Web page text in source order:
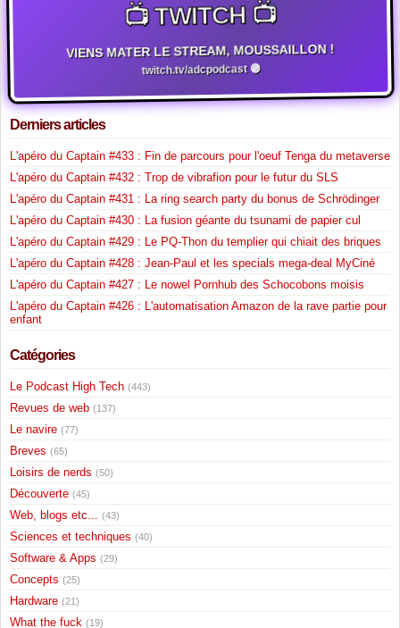
📺 TWITCH 📺
VIENS MATER LE STREAM, MOUSSAILLON !
twitch.tv/adcpodcast 🟣
Derniers articles
L'apéro du Captain #433 : Fin de parcours pour l'oeuf Tenga du metaverse
L'apéro du Captain #432 : Trop de vibrafion pour le futur du SLS
L'apéro du Captain #431 : La ring search party du bonus de Schrödinger
L'apéro du Captain #430 : La fusion géante du tsunami de papier cul
L'apéro du Captain #429 : Le PQ-Thon du templier qui chiait des briques
L'apéro du Captain #428 : Jean-Paul et les specials mega-deal MyCiné
L'apéro du Captain #427 : Le nowel Pornhub des Schocobons moisis
L'apéro du Captain #426 : L'automatisation Amazon de la rave partie pour
enfant
Catégories
Le Podcast High Tech (443)
Revues de web (137)
Le navire (77)
Breves (65)
Loisirs de nerds (50)
Découverte (45)
Web, blogs etc... (43)
Sciences et techniques (40)
Software & Apps (29)
Concepts (25)
Hardware (21)
What the fuck (19)